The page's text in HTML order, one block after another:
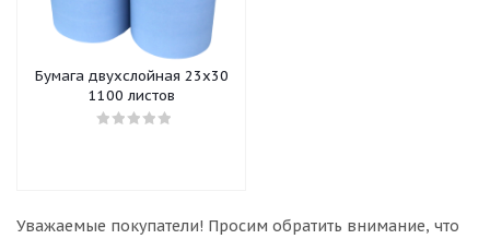
Бумага двухслойная 23х30
1100 листов
Уважаемые покупатели! Просим обратить внимание, что